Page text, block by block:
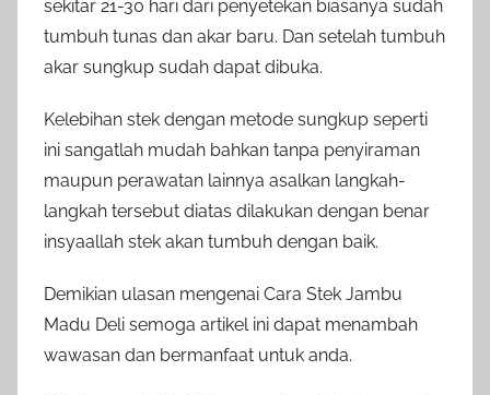
sekitar 21-30 hari dari penyetekan biasanya sudah
tumbuh tunas dan akar baru. Dan setelah tumbuh
akar sungkup sudah dapat dibuka.
Kelebihan stek dengan metode sungkup seperti
ini sangatlah mudah bahkan tanpa penyiraman
maupun perawatan lainnya asalkan langkah-
langkah tersebut diatas dilakukan dengan benar
insyaallah stek akan tumbuh dengan baik.
Demikian ulasan mengenai Cara Stek Jambu
Madu Deli semoga artikel ini dapat menambah
wawasan dan bermanfaat untuk anda.